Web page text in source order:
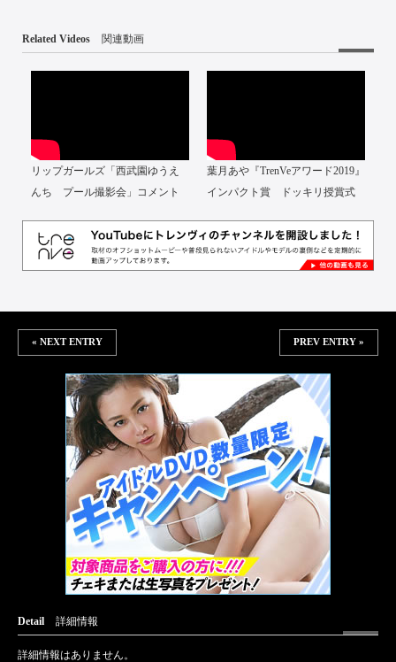
Related Videos 関連動画
リップガールズ「西武園ゆうえ
んち プール撮影会」コメント
葉月あや『TrenVeアワード2019』
インパクト賞 ドッキリ授賞式
« NEXT ENTRY PREV ENTRY »
Detail 詳細情報
詳細情報はありません。